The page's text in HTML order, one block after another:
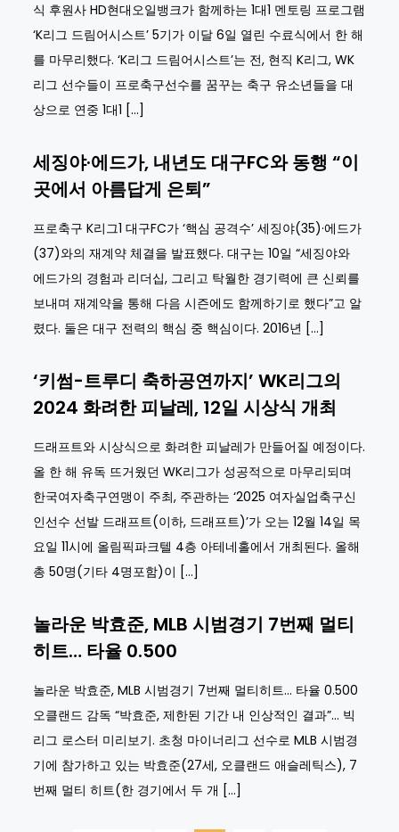
식 후원사 HD현대오일뱅크가 함께하는 1대1 멘토링 프로그램
‘K리그 드림어시스트’ 5기가 이달 6일 열린 수료식에서 한 해
를 마무리했다. ‘K리그 드림어시스트’는 전, 현직 K리그, WK
리그 선수들이 프로축구선수를 꿈꾸는 축구 유소년들을 대
상으로 연중 1대1 […]
세징야·에드가, 내년도 대구FC와 동행 “이
곳에서 아름답게 은퇴”
프로축구 K리그1 대구FC가 ‘핵심 공격수’ 세징야(35)·에드가
(37)와의 재계약 체결을 발표했다. 대구는 10일 “세징야와
에드가의 경험과 리더십, 그리고 탁월한 경기력에 큰 신뢰를
보내며 재계약을 통해 다음 시즌에도 함께하기로 했다”고 알
렸다. 둘은 대구 전력의 핵심 중 핵심이다. 2016년 […]
‘키썸-트루디 축하공연까지’ WK리그의
2024 화려한 피날레, 12일 시상식 개최
드래프트와 시상식으로 화려한 피날레가 만들어질 예정이다.
올 한 해 유독 뜨거웠던 WK리그가 성공적으로 마무리되며
한국여자축구연맹이 주최, 주관하는 ‘2025 여자실업축구신
인선수 선발 드래프트(이하, 드래프트)’가 오는 12월 14일 목
요일 11시에 올림픽파크텔 4층 아테네홀에서 개최된다. 올해
총 50명(기타 4명포함)이 […]
놀라운 박효준, MLB 시범경기 7번째 멀티
히트… 타율 0.500
놀라운 박효준, MLB 시범경기 7번째 멀티히트… 타율 0.500
오클랜드 감독 “박효준, 제한된 기간 내 인상적인 결과”… 빅
리그 로스터 미리보기. 초청 마이너리그 선수로 MLB 시범경
기에 참가하고 있는 박효준(27세, 오클랜드 애슬레틱스), 7
번째 멀티 히트(한 경기에서 두 개 […]